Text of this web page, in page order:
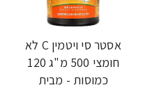
-29%
אסטר סי ויטמין C לא
חומצי 500 מ"ג 120
כמוסות - מבית